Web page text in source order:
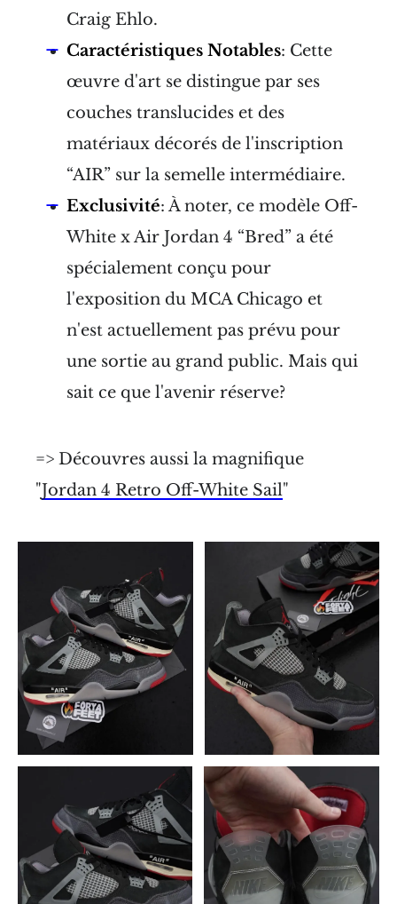
Craig Ehlo.
Caractéristiques Notables: Cette
œuvre d'art se distingue par ses
couches translucides et des
matériaux décorés de l'inscription
“AIR” sur la semelle intermédiaire.
Exclusivité: À noter, ce modèle Off-
White x Air Jordan 4 “Bred” a été
spécialement conçu pour
l'exposition du MCA Chicago et
n'est actuellement pas prévu pour
une sortie au grand public. Mais qui
sait ce que l'avenir réserve?
=> Découvres aussi la magnifique
"Jordan 4 Retro Off-White Sail"